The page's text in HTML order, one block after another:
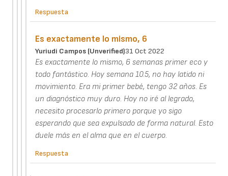
Respuesta
Es exactamente lo mismo, 6
Yuriudi Campos (unverified)31 Oct 2022
Es exactamente lo mismo, 6 semanas primer eco y
todo fantástico. Hoy semana 10.5, no hay latido ni
movimiento. Era mi primer bebé, tengo 32 años. Es
un diagnóstico muy duro. Hoy no iré al legrado,
necesito procesarlo primero porque yo sigo
esperando que sea expulsado de forma natural. Esto
duele más en el alma que en el cuerpo.
Respuesta